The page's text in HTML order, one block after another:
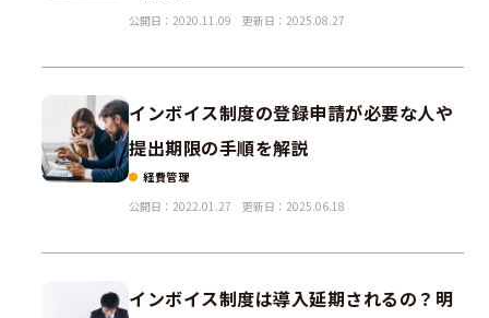
公開日：2020.11.09
更新日：2025.08.27
インボイス制度の登録申請が必要な人や
提出期限の手順を解説
経費管理
公開日：2022.01.27
更新日：2025.06.18
インボイス制度は導入延期されるの？明